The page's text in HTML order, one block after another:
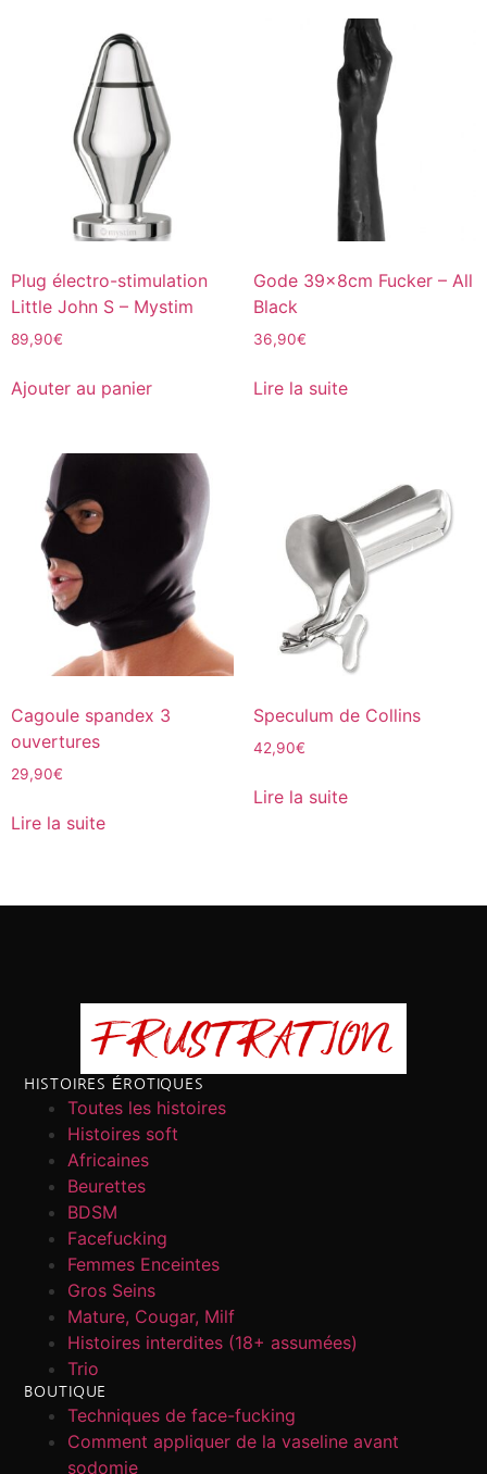
Plug électro-stimulation
Little John S – Mystim
89,90€
Ajouter au panier
Gode 39x8cm Fucker – All
Black
36,90€
Lire la suite
Cagoule spandex 3
ouvertures
29,90€
Lire la suite
Speculum de Collins
42,90€
Lire la suite
HISTOIRES ÉROTIQUES
Toutes les histoires
Histoires soft
Africaines
Beurettes
BDSM
Facefucking
Femmes Enceintes
Gros Seins
Mature, Cougar, Milf
Histoires interdites (18+ assumées)
Trio
BOUTIQUE
Techniques de face-fucking
Comment appliquer de la vaseline avant
sodomie